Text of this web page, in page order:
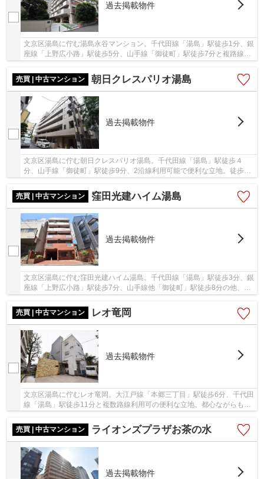
過去掲載物件
文京区湯島に佇む湯島永谷マンション。千代田線「湯島」駅徒歩1分、銀
座線「上野広小路」駅徒歩5分、山手線「御徒町」駅徒歩7分と複路線利
売買 | 中古マンション
朝日クレスパリオ湯島
過去掲載物件
文京区湯島に佇む朝日クレスパリオ湯島。千代田線「湯島」駅徒歩４
分、山手線「御徒町」駅徒歩9分、2沿線利用可能で便利な立地。徒歩圏
内にはスーパーやコンビニ、ドラッグストアがあ...
売買 | 中古マンション
窪田光建ハイム湯島
過去掲載物件
文京区湯島に佇む窪田光建ハイム湯島。千代田線「湯島」駅徒歩3分、銀
座線「上野広小路」駅徒歩7分、山手線他「御徒町」駅徒歩8分の他、徒
歩10分圏内に複数の駅があり利便性の高い立地...
売買 | 中古マンション
レオ竜岡
過去掲載物件
文京区湯島に佇むレオ竜岡。大江戸線「本郷三丁目」駅徒歩6分、千代田
線「湯島」駅徒歩11分と複数路線利用可の便利な立地。都心ながらも落
売買 | 中古マンション
ライオンズプラザお茶の水
過去掲載物件